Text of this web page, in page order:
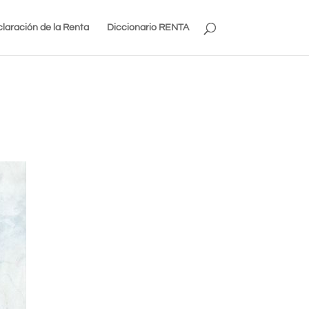
de la Renta Diccionario RENTA